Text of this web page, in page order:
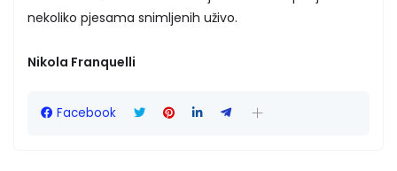
nekoliko pjesama snimljenih uživo.
Nikola Franquelli
Facebook